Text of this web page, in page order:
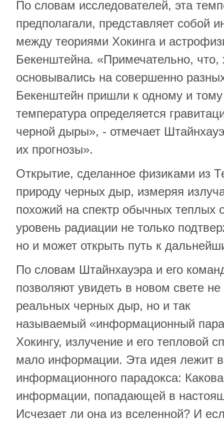
По словам исследователей, эта
предполагали, представляет собой
между теориями Хокинга и
Бекенштейна. «Примечательно, что,
основывались на совершенно
Бекенштейн пришли к одному и
температура определяется
черной дыры», - отмечает
их прогнозы».
Открытие, сделанное физиками из
природу черных дыр, измеряя
похожий на спектр обычных теплых
уровень радиации не только
но и может открыть путь к
По словам Штайнхауэра и его
позволяют увидеть в новом свете не
реальных черных дыр, но и так
называемый «информационный
Хокингу, излучение и его тепловой
мало информации. Эта идея лежит
информационного парадокса:
информации, попадающей в
Исчезает ли она из вселенной? И